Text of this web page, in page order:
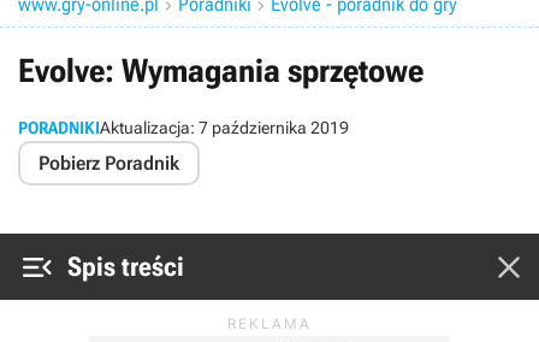
 
Evolve: Wymagania sprzętowe
PORADNIKIAktualizacja: 7 października 2019
Pobierz Poradnik
 Spis treści 